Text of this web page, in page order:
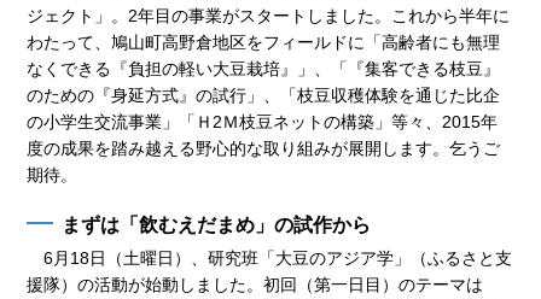
ジェクト」。2年目の事業がスタートしました。これから半年に
わたって、鳩山町高野倉地区をフィールドに「高齢者にも無理
なくできる『負担の軽い大豆栽培』」、「『集客できる枝豆』
のための『身延方式』の試行」、「枝豆収穫体験を通じた比企
の小学生交流事業」「Ｈ2Ｍ枝豆ネットの構築」等々、2015年
度の成果を踏み越える野心的な取り組みが展開します。乞うご
期待。
まずは「飲むえだまめ」の試作から
6月18日（土曜日）、研究班「大豆のアジア学」（ふるさと支
援隊）の活動が始動しました。初回（第一日目）のテーマは